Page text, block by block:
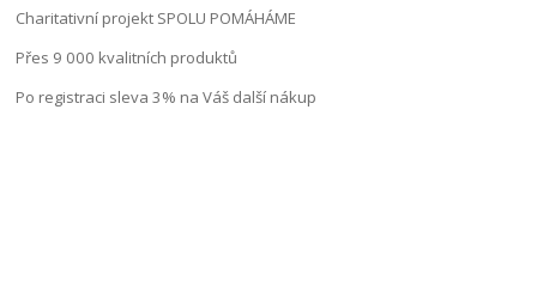
Charitativní projekt SPOLU POMÁHÁME
Přes 9 000 kvalitních produktů
Po registraci sleva 3% na Váš další nákup